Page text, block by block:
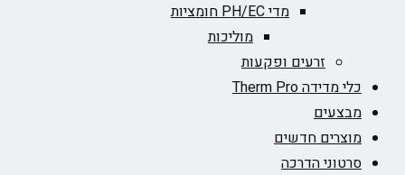
מדי PH/EC חומציות
מוליכות
זרעים ופקעות
כלי מדידה Therm Pro
מבצעים
מוצרים חדשים
סרטוני הדרכה